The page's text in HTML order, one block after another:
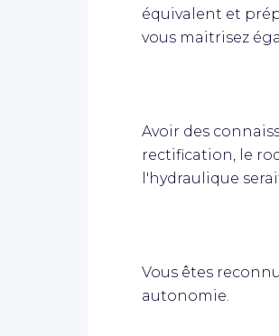
équivalent et
vous maitrisez
Avoir des
rectification, le
l'hydraulique
Vous êtes
autonomie.